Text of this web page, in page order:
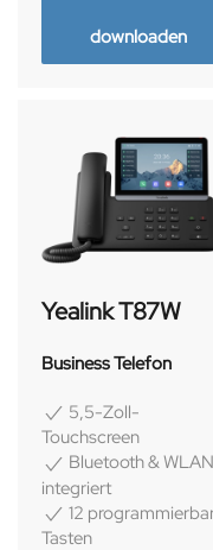
downloaden
Yealink T87W
Business Telefon
5,5-Zoll-
Touchscreen
Bluetooth & WLAN
integriert
12
Tasten